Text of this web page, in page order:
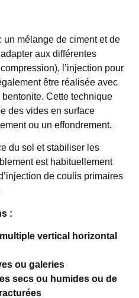
mélange de ciment et de
aux différentes
l’injection pour
être réalisée avec
Cette technique
des vides en surface
ou un effondrement.
du sol et stabiliser les
est habituellement
de coulis primaires
:
vertical horizontal
ou galeries
secs ou humides ou de